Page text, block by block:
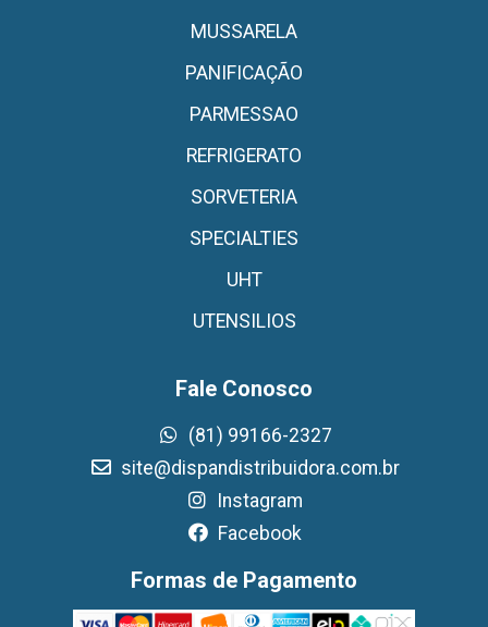
MUSSARELA
PANIFICAÇÃO
PARMESSAO
REFRIGERATO
SORVETERIA
SPECIALTIES
UHT
UTENSILIOS
Fale Conosco
(81) 99166-2327
site@dispandistribuidora.com.br
Instagram
Facebook
Formas de Pagamento